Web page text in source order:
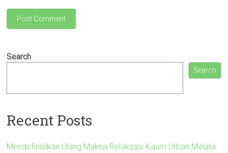
Search
Search
Recent Posts
Mendefinisikan Ulang Makna Relaksasi Kaum Urban Melalui